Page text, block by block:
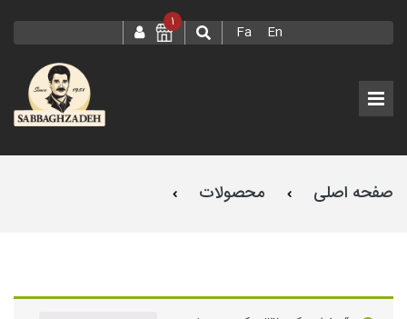
Fa En
1
صفحه اصلی محصولات